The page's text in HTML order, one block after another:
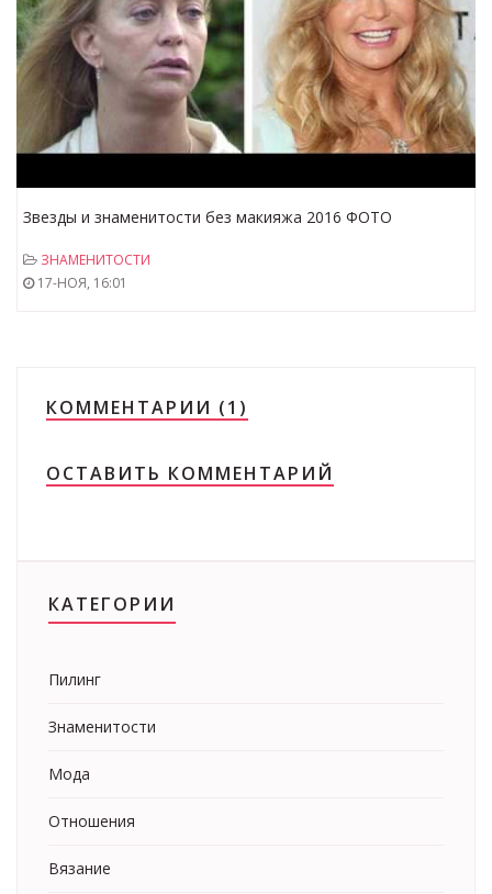
Звезды и знаменитости без макияжа 2016 ФОТО
ЗНАМЕНИТОСТИ
17-НОЯ, 16:01
КОММЕНТАРИИ (1)
ОСТАВИТЬ КОММЕНТАРИЙ
КАТЕГОРИИ
Пилинг
Знаменитости
Мода
Отношения
Вязание